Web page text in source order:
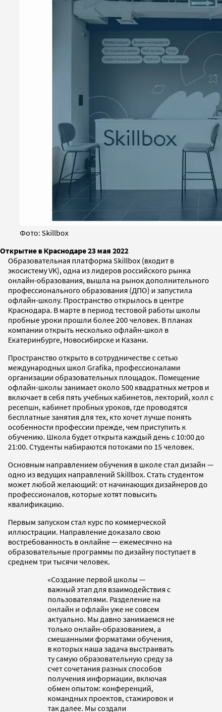
Фото: Skillbox
Открытие в Краснодаре 23 мая 2022
Образовательная платформа Skillbox (входит в
экосистему VK), одна из лидеров российского рынка
онлайн-образования, вышла на рынок дополнительного
профессионального образования (ДПО) и запустила
офлайн-школу. Пространство открылось в центре
Краснодара. В марте в период тестовой работы школы
пробные уроки прошли более 200 человек. В планах
компании открыть несколько офлайн-школ в
Екатеринбурге, Новосибирске и Казани.
Пространство открыто в сотрудничестве с сетью
международных школ Grafika, профессионалами
организации образовательных площадок. Помещение
офлайн-школы занимает около 500 квадратных метров и
включает в себя пять учебных кабинетов, лекторий, холл с
ресепшн, кабинет пробных уроков, где проводятся
бесплатные занятия для тех, кто хочет лучше понять
особенности профессии прежде, чем приступить к
обучению. Школа будет открыта каждый день с 10:00 до
21:00. Студенты набираются потоками по 15 человек.
Основным направлением обучения в школе стал дизайн —
одно из ведущих направлений Skillbox. Стать студентом
может любой желающий: от начинающих дизайнеров до
профессионалов, которые хотят повысить
квалификацию.
Первым запуском стал курс по коммерческой
иллюстрации. Направление доказало свою
востребованность в онлайне — ежемесячно на
образовательные программы по дизайну поступает в
среднем три тысячи человек.
«Создание первой школы —
важный этап для взаимодействия с
пользователями. Разделение на
онлайн и офлайн уже не совсем
актуально. Мы давно занимаемся не
только онлайн-образованием, а
смешанными форматами обучения,
в которых наша задача выстраивать
ту самую образовательную среду за
счет сочетания разных способов
получения информации, включая
обмен опытом: конференций,
командных проектов, стажировок и
так далее. Мы создали